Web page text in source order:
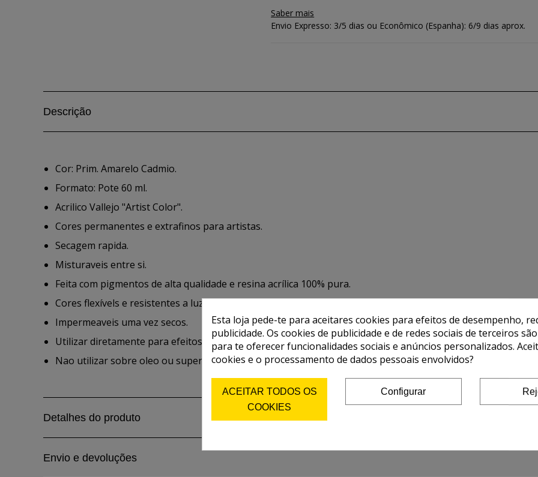
Saber mais
Envio Expresso: 3/5 dias ou Econômico (Espanha): 6/9 dias aprox.
Descrição
Cor: Prim. Amarelo Cadmio.
Formato: Pote 60 ml.
Acrilico Vallejo "Artist Color".
Cores permanentes e extrafinos para artistas.
Secagem rapida.
Misturaveis entre si.
Feita com pigmentos de alta qualidade e resina acrílica 100% pura.
Cores flexívels e resistentes a luz, a intensidade da cor continua em tempo.
Impermeaveis uma vez secos.
Utilizar diretamente para efeitos de impasto ou diluir em agua.
Nao utilizar sobre oleo ou superficies oleosas.
Detalhes do produto
Envio e devoluções
Esta loja pede-te para aceitares cookies para efeitos de desempenho,
publicidade. Os cookies de publicidade e de redes sociais de terceiros
para te oferecer funcionalidades sociais e anúncios personalizados.
cookies e o processamento de dados pessoais envolvidos?
ACEITAR TODOS OS
COOKIES
Configurar